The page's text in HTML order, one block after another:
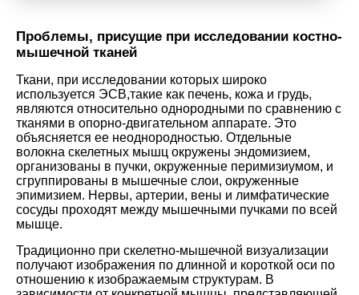
Проблемы, присущие при исследовании костно-
мышечной тканей
Ткани, при исследовании которых широко
используется ЭСВ,такие как печень, кожа и грудь,
являются относительно однородными по сравнению с
тканями в опорно-двигательном аппарате. Это
объясняется ее неоднородностью. Отдельные
волокна скелетных мышц окружены эндомизием,
организованы в пучки, окруженные перимизиумом, и
сгруппированы в мышечные слои, окруженные
эпимизием. Нервы, артерии, вены и лимфатические
сосуды проходят между мышечными пучками по всей
мышце.
Традиционно при скелетно-мышечной визуализации
получают изображения по длинной и короткой оси по
отношению к изображаемым структурам. В